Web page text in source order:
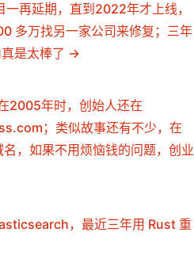
再延期，直到2022年才上线，
多万找另一家公司来修复；三年
是太棒了
年时，创始人还在
；类似故事还有不少，在
，如果不用烦恼钱的问题，创业
，最近三年用 Rust 重